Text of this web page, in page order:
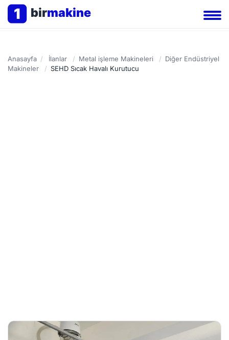
1 birmakine
Anasayfa / İlanlar / Metal işleme Makineleri / Diğer Endüstriyel
Makineler
/ SEHD Sıcak Havalı Kurutucu